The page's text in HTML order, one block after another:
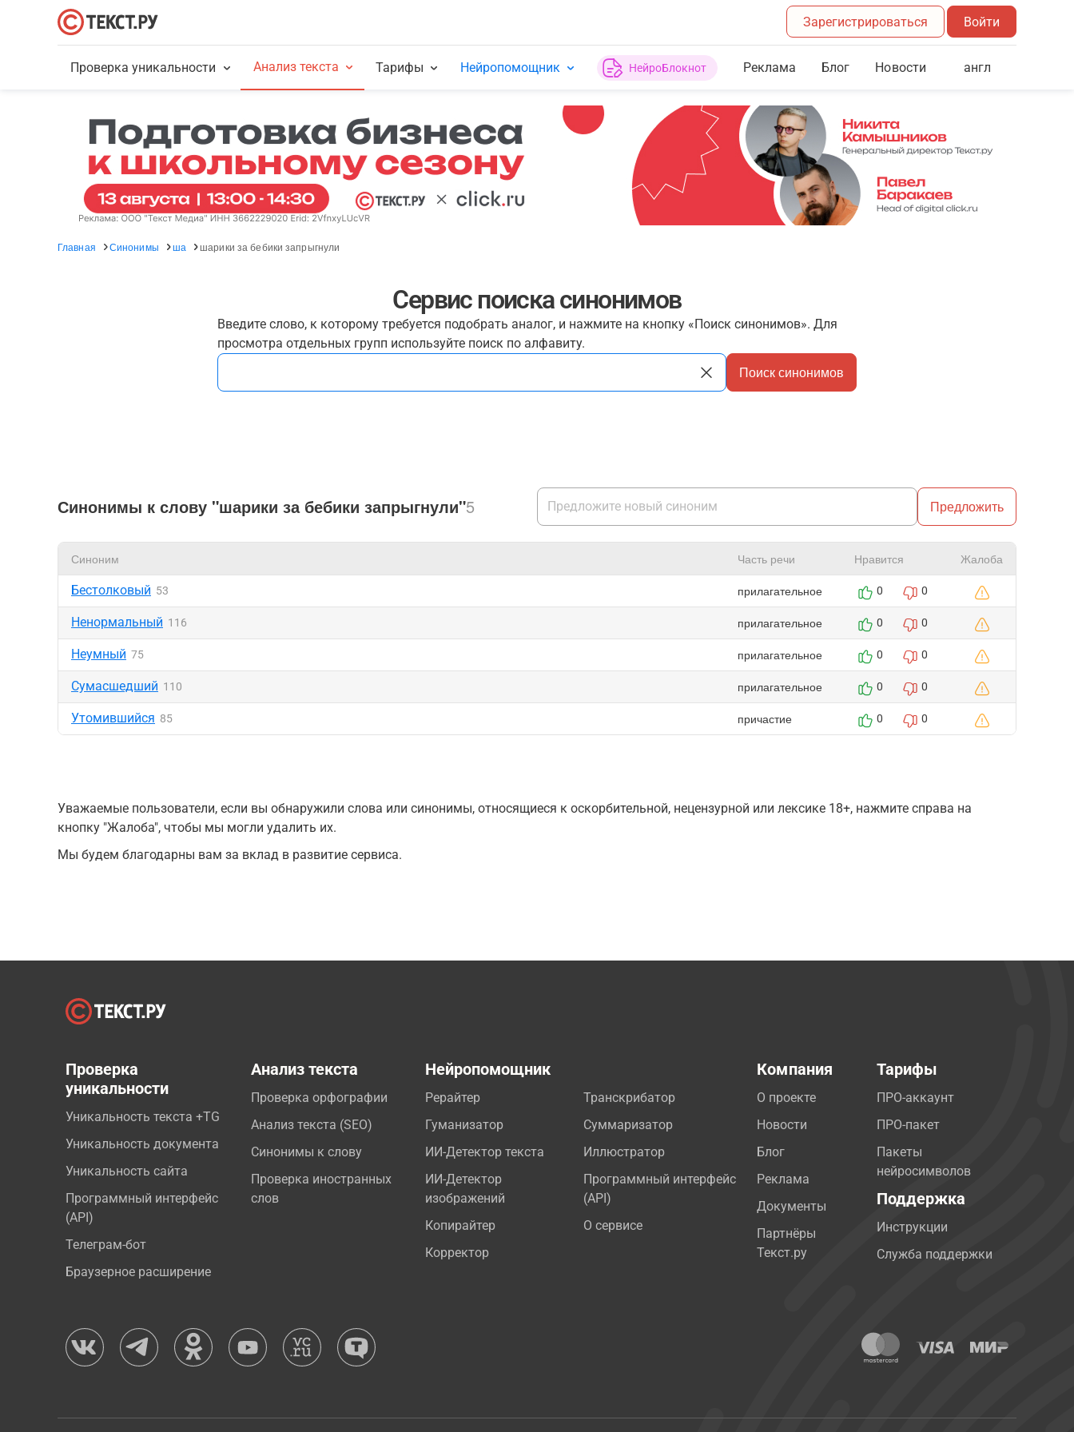
Зарегистрироваться Войти
Проверка уникальности Анализ текста Тарифы Нейропомощник НейроБлокнот Реклама Блог Новости англ
Главная Синонимы ша шарики за бебики запрыгнули
Сервис поиска синонимов
Введите слово, к которому требуется подобрать аналог, и нажмите на кнопку «Поиск синонимов». Для
просмотра отдельных групп используйте поиск по алфавиту.
Поиск синонимов
Синонимы к слову "шарики за бебики запрыгнули"5 Предложить
Синоним Часть речи Нравится Жалоба
Бестолковый 53 прилагательное 0 0
Ненормальный 116 прилагательное 0 0
Неумный 75 прилагательное 0 0
Сумасшедший 110 прилагательное 0 0
Утомившийся 85 причастие 0 0
Уважаемые пользователи, если вы обнаружили слова или синонимы, относящиеся к оскорбительной, нецензурной или лексике 18+, нажмите справа на
кнопку "Жалоба", чтобы мы могли удалить их.
Мы будем благодарны вам за вклад в развитие сервиса.
Проверка
уникальности
Уникальность текста +TG
Уникальность документа
Уникальность сайта
Программный интерфейс
(API)
Телеграм-бот
Браузерное расширение
Анализ текста
Проверка орфографии
Анализ текста (SEO)
Синонимы к слову
Проверка иностранных
слов
Нейропомощник
Рерайтер
Гуманизатор
ИИ-Детектор текста
ИИ-Детектор
изображений
Копирайтер
Корректор
Транскрибатор
Суммаризатор
Иллюстратор
Программный интерфейс
(API)
О сервисе
Компания
О проекте
Новости
Блог
Реклама
Документы
Партнёры
Текст.ру
Тарифы
ПРО-аккаунт
ПРО-пакет
Пакеты
нейросимволов
Поддержка
Инструкции
Служба поддержки